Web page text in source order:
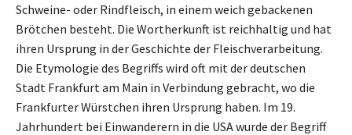
Schweine- oder Rindfleisch, in einem weich gebackenen
Brötchen besteht. Die Wortherkunft ist reichhaltig und hat
ihren Ursprung in der Geschichte der Fleischverarbeitung.
Die Etymologie des Begriffs wird oft mit der deutschen
Stadt Frankfurt am Main in Verbindung gebracht, wo die
Frankfurter Würstchen ihren Ursprung haben. Im 19.
Jahrhundert bei Einwanderern in die USA wurde der Begriff